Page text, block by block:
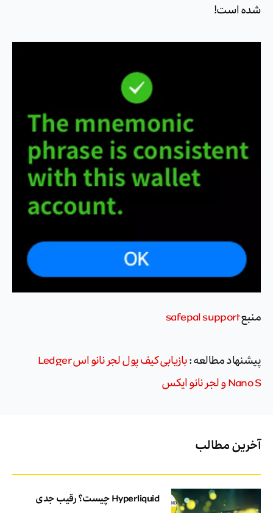
شده است!
منبعsafepal support
پیشنهاد مطالعه : بازیابی کیف پول لجر نانو اس Ledger
Nano S و لجر نانو ایکس
آخرین مطالب
Hyperliquid چیست؟ رقیب جدی